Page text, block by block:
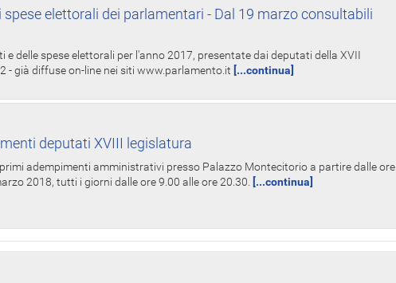
elettorali dei parlamentari - Dal 19 marzo consultabili
delle spese elettorali per l'anno 2017, presentate dai deputati della XVII
- già diffuse on-line nei siti www.parlamento.it [...continua]
deputati XVIII legislatura
adempimenti amministrativi presso Palazzo Montecitorio a partire dalle ore
2018, tutti i giorni dalle ore 9.00 alle ore 20.30.
[...continua]